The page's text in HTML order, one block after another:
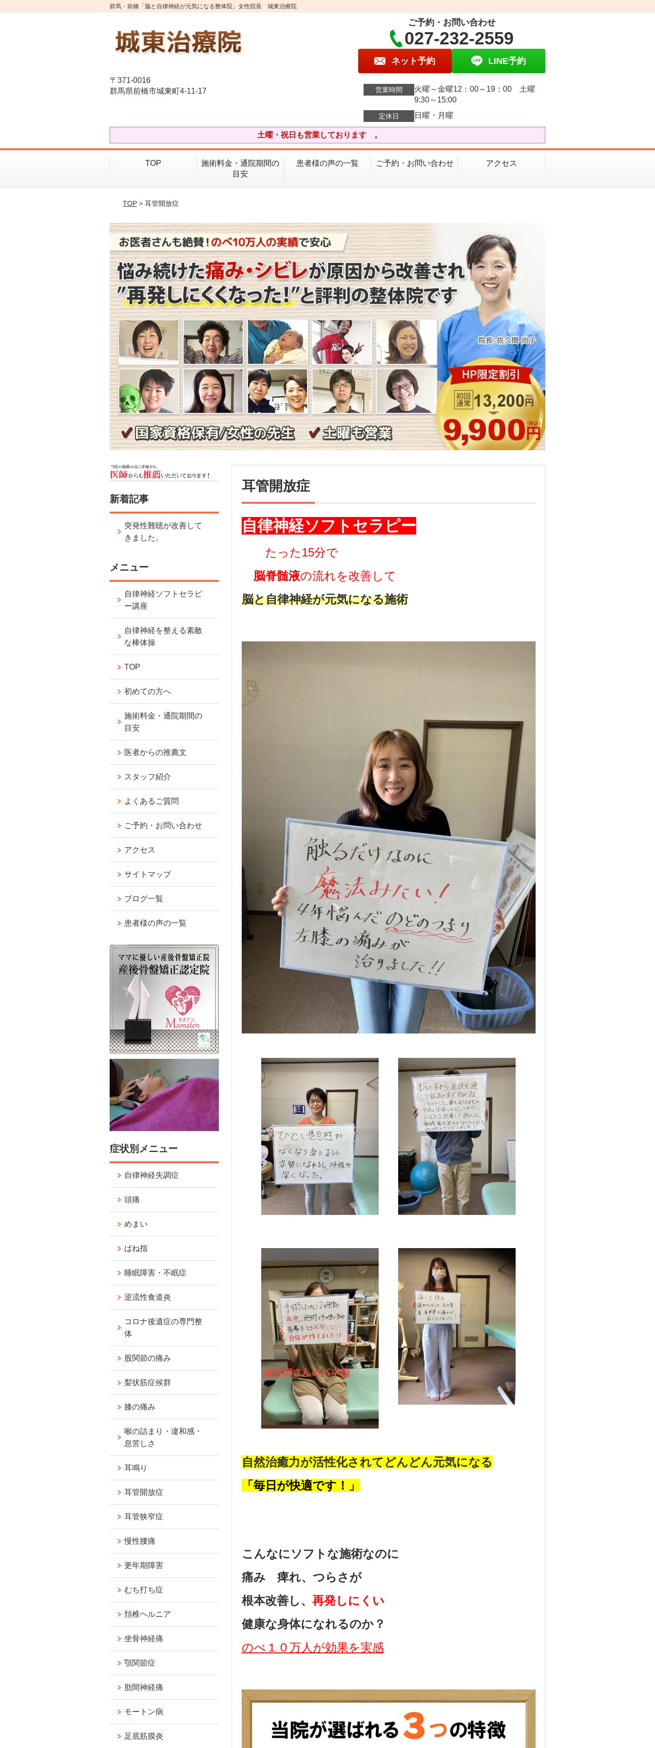
群馬・前橋「脳と自律神経が元気になる整体院」女性院長 城東治療院
〒371-0016
群馬県前橋市城東町4-11-17
ご予約・お問い合わせ
027-232-2559
ネット予約 LINE予約
営業時間
火曜～金曜12：00～19：00 土曜
9:30～15:00
定休日 日曜・月曜
土曜・祝日も営業しております 。
TOP
施術料金・通院期間の
目安
患者様の声の一覧 ご予約・お問い合わせ アクセス
TOP> 耳管開放症
耳管開放症
自律神経ソフトセラピー
たった15分で
脳脊髄液の流れを改善して
脳と自律神経が元気になる施術
自然治癒力が活性化されてどんどん元気になる
「毎日が快適です！」
こんなにソフトな施術なのに
痛み 痺れ、つらさが
根本改善し、 再発しにくい
健康な身体になれるのか？
のべ１０万人が効果を実感
新着記事
突発性難聴が改善して
きました。
メニュー
自律神経ソフトセラピ
ー講座
自律神経を整える素敵
な棒体操
TOP
初めての方へ
施術料金・通院期間の
目安
医者からの推薦文
スタッフ紹介
よくあるご質問
ご予約・お問い合わせ
アクセス
サイトマップ
ブログ一覧
患者様の声の一覧
症状別メニュー
自律神経失調症
頭痛
めまい
ばね指
睡眠障害・不眠症
逆流性食道炎
コロナ後遺症の専門整
体
股関節の痛み
梨状筋症候群
膝の痛み
喉の詰まり・違和感・
息苦しさ
耳鳴り
耳管開放症
耳管狭窄症
慢性腰痛
更年期障害
むち打ち症
頚椎ヘルニア
坐骨神経痛
顎関節症
肋間神経痛
モートン病
足底筋膜炎